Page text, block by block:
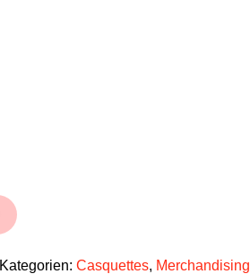
Kategorien: Casquettes, Merchandising